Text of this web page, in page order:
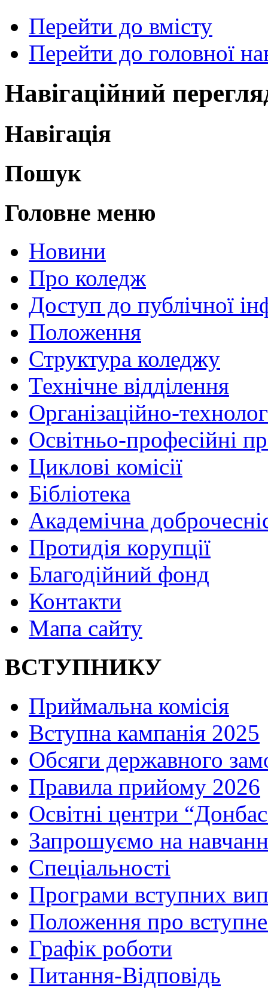
Перейти до вмісту
Перейти до головної
Навігаційний
Навігація
Пошук
Головне меню
Новини
Про коледж
Доступ до публічної
Положення
Структура коледжу
Технічне відділення
Організаційно-
Освітньо-професійні
Циклові комісії
Бібліотека
Академічна
Протидія корупції
Благодійний фонд
Контакти
Мапа сайту
ВСТУПНИКУ
Приймальна комісія
Вступна кампанія 2025
Обсяги державного
Правила прийому 2026
Освітні центри
Запрошуємо на
Спеціальності
Програми вступних
Положення про
Графік роботи
Питання-Відповідь